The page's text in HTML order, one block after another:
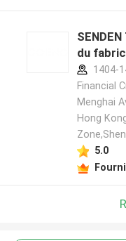
du
1404-
Financial
Menghai
Hong
5.0